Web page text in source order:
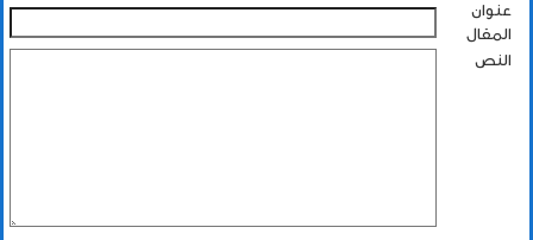
عنوان
المقال
النص